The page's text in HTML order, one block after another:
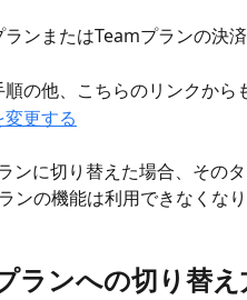
ンまたはTeamプランの決
の他、こちらのリンクから
更する
ンに切り替えた場合、その
ンの機能は利用できなくなり
ランへの切り替え